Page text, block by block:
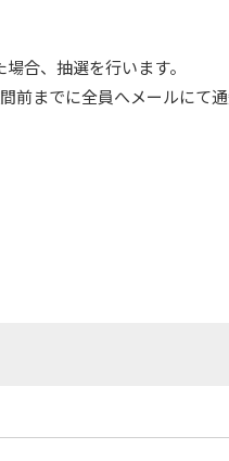
合、抽選を行います。
前までに全員へメールにて通